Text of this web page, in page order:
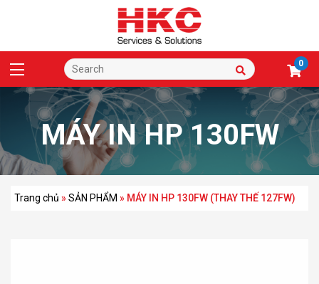
0
MÁY IN HP 130FW
(THAY THẾ 127FW)
Trang chủ »SẢN PHẨM » MÁY IN HP 130FW (THAY THẾ 127FW)